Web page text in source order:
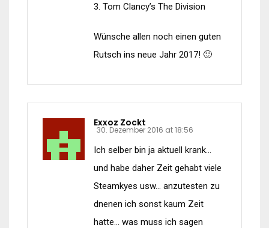
3. Tom Clancy’s The Division
Wünsche allen noch einen guten
Rutsch ins neue Jahr 2017! 🙂
Exxoz Zockt
30. Dezember 2016 at 18:56
Ich selber bin ja aktuell krank…
und habe daher Zeit gehabt viele
Steamkyes usw… anzutesten zu
dnenen ich sonst kaum Zeit
hatte… was muss ich sagen